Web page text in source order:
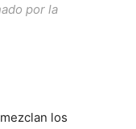
por la
los